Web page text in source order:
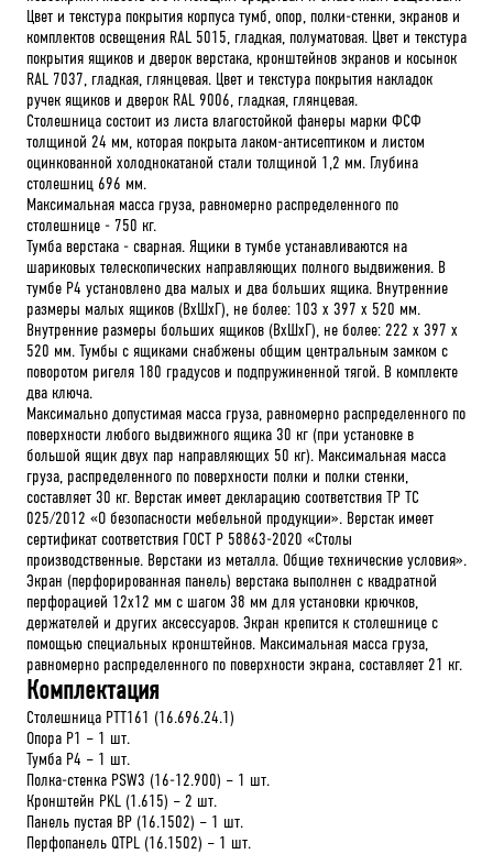
Цвет и текстура покрытия корпуса тумб, опор, полки-стенки, экранов и
комплектов освещения RAL 5015, гладкая, полуматовая. Цвет и текстура
покрытия ящиков и дверок верстака, кронштейнов экранов и косынок
RAL 7037, гладкая, глянцевая. Цвет и текстура покрытия накладок
ручек ящиков и дверок RAL 9006, гладкая, глянцевая.
Столешница состоит из листа влагостойкой фанеры марки ФСФ
толщиной 24 мм, которая покрыта лаком-антисептиком и листом
оцинкованной холоднокатаной стали толщиной 1,2 мм. Глубина
столешниц 696 мм.
Максимальная масса груза, равномерно распределенного по
столешнице - 750 кг.
Тумба верстака - сварная. Ящики в тумбе устанавливаются на
шариковых телескопических направляющих полного выдвижения. В
тумбе P4 установлено два малых и два больших ящика. Внутренние
размеры малых ящиков (ВхШхГ), не более: 103 х 397 х 520 мм.
Внутренние размеры больших ящиков (ВхШхГ), не более: 222 х 397 х
520 мм. Тумбы с ящиками снабжены общим центральным замком с
поворотом ригеля 180 градусов и подпружиненной тягой. В комплекте
два ключа.
Максимально допустимая масса груза, равномерно распределенного по
поверхности любого выдвижного ящика 30 кг (при установке в
большой ящик двух пар направляющих 50 кг). Максимальная масса
груза, распределенного по поверхности полки и полки стенки,
составляет 30 кг. Верстак имеет декларацию соответствия ТР ТС
025/2012 «О безопасности мебельной продукции». Верстак имеет
сертификат соответствия ГОСТ Р 58863-2020 «Столы
производственные. Верстаки из металла. Общие технические условия».
Экран (перфорированная панель) верстака выполнен с квадратной
перфорацией 12х12 мм с шагом 38 мм для установки крючков,
держателей и других аксессуаров. Экран крепится к столешнице с
помощью специальных кронштейнов. Максимальная масса груза,
равномерно распределенного по поверхности экрана, составляет 21 кг.
Комплектация
Столешница PTT161 (16.696.24.1)
Опора P1 – 1 шт.
Тумба P4 – 1 шт.
Полка-стенка PSW3 (16-12.900) – 1 шт.
Кронштейн PKL (1.615) – 2 шт.
Панель пустая BP (16.1502) – 1 шт.
Перфопанель QTPL (16.1502) – 1 шт.